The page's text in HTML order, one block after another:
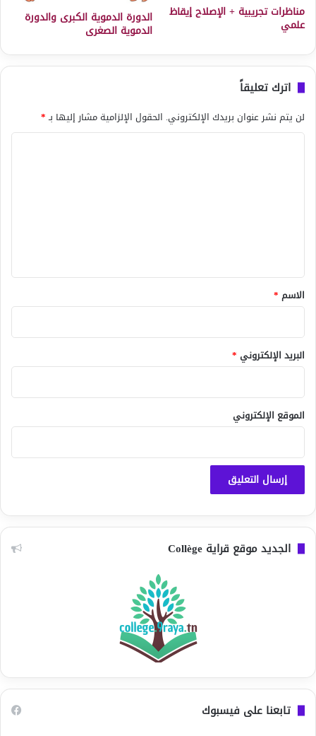
مناظرات تجريبية + الإصلاح إيقاظ
علمي الدورة الدموية الكبرى والدورة
الدموية الصغرى
اترك تعليقاً
لن يتم نشر عنوان بريدك الإلكتروني. الحقول الإلزامية مشار إليها بـ*
*
الاسم *
البريد الإلكتروني *
الموقع الإلكتروني
الجديد موقع قراية Collège
تابعنا على فيسبوك